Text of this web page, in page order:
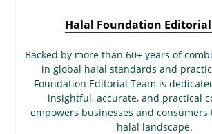
Halal Foundation Editorial
Backed by more than 60+ years of
in global halal standards and
Foundation Editorial Team is
insightful, accurate, and practical
empowers businesses and consumers
halal landscape.